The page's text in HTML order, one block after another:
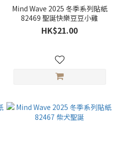
Mind Wave 2025 冬季系列貼紙
82469 聖誕快樂豆豆小雞
HK$21.00